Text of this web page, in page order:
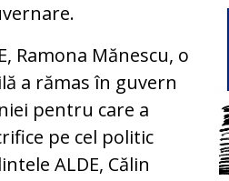
Ramona Mănescu, o
a rămas în guvern
pentru care a
pe cel politic
ALDE, Călin